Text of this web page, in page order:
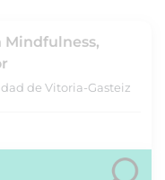
Mindfulness,
de Vitoria-Gasteiz